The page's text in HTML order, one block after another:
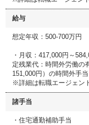
給与
想定年収：500-700万円
・月収：417,000円～
定残業代：時間外労働の
151,000円）の時間外手
※詳細は転職エージェン
諸手当
・住宅通勤補助手当